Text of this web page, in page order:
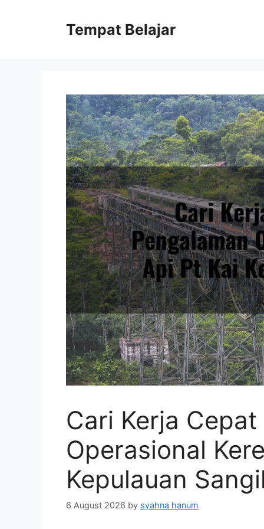
Tempat Belajar
Cari Kerja
Operasional
Kepulauan
6 August 2026 by syahna hanum